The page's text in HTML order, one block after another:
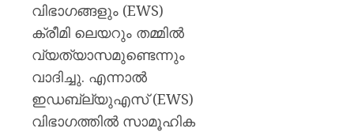
വിഭാഗങ്ങളും (EWS)
ക്രീമി ലെയറും തമ്മിൽ
വ്യത്യാസമുണ്ടെന്നും
വാദിച്ചു. എന്നാൽ
ഇഡബ്ല്യുഎസ് (EWS)
വിഭാഗത്തിൽ സാമൂഹിക